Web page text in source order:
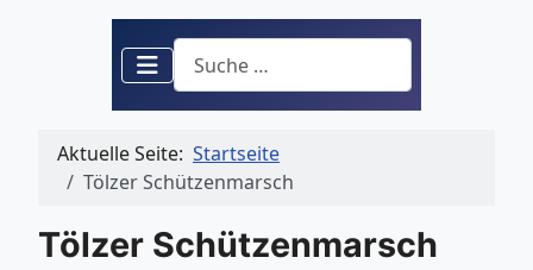
Suchen
Aktuelle Seite: Startseite
Tölzer Schützenmarsch
Tölzer Schützenmarsch